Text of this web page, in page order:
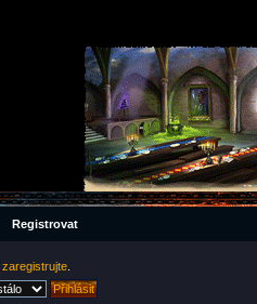
Registrovat
zaregistrujte